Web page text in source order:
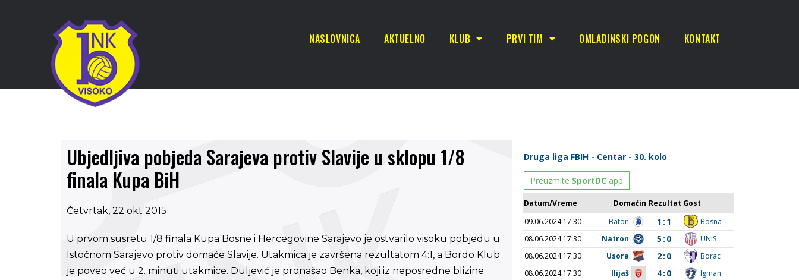
NASLOVNICA AKTUELNO KLUB PRVI TIM OMLADINSKI POGON KONTAKT
Ubjedljiva pobjeda Sarajeva protiv Slavije u sklopu 1/8
finala Kupa BiH
Četvrtak, 22 okt 2015
U prvom susretu 1/8 finala Kupa Bosne i Hercegovine Sarajevo je ostvarilo visoku pobjedu u
Istočnom Sarajevo protiv domaće Slavije. Utakmica je završena rezultatom 4:1, a Bordo Klub
je poveo već u 2. minuti utakmice. Duljević je pronašao Benka, koji iz neposredne blizine